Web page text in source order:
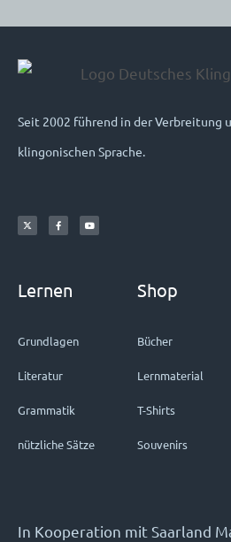
Seit 2002 führend in der Verbreitung
klingonischen Sprache.
Lernen
Grundlagen
Literatur
Grammatik
nützliche Sätze
Shop
Bücher
Lernmaterial
T-Shirts
Souvenirs
In Kooperation mit Saarland